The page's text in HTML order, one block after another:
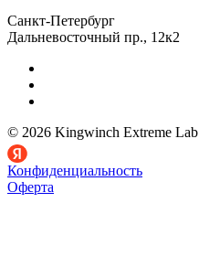
Санкт-Петербург
Дальневосточный пр., 12к2
© 2026 Kingwinch Extreme Lab
Конфиденциальность
Оферта